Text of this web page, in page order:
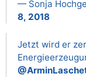
— Sonja
8, 2018
Jetzt wird er